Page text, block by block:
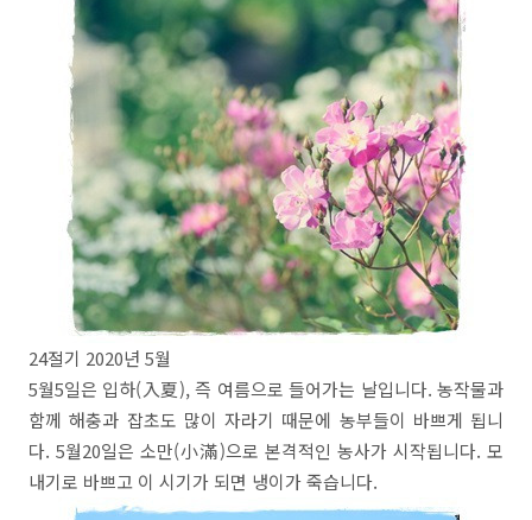
24절기 2020년 5월
5월5일은 입하(入夏), 즉 여름으로 들어가는 날입니다. 농작물과
함께 해충과 잡초도 많이 자라기 때문에 농부들이 바쁘게 됩니
다. 5월20일은 소만(小滿)으로 본격적인 농사가 시작됩니다. 모
내기로 바쁘고 이 시기가 되면 냉이가 죽습니다.